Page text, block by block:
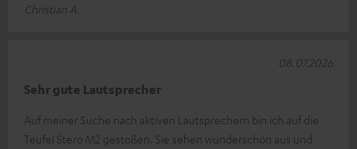
Christian A.
Sehr gute Lautsprecher
Auf meiner Suche nach aktiven Lautsprechern bin ich auf die
Teufel Stero M2 gestoßen. Sie sehen wunderschön aus und
08.07.2026